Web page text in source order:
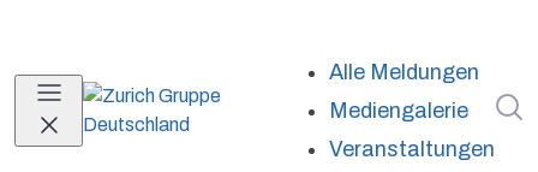
Alle Meldungen
Mediengalerie
Veranstaltungen